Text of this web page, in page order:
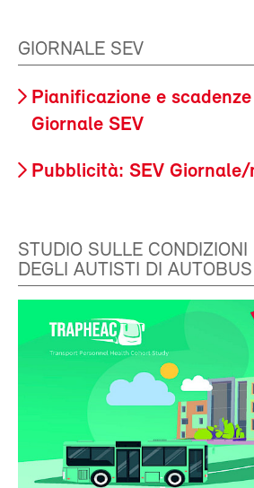
GIORNALE SEV
Pianificazione e
Giornale SEV
Pubblicità: SEV
STUDIO SULLE CONDIZIONI
DEGLI AUTISTI DI AUTOBUS